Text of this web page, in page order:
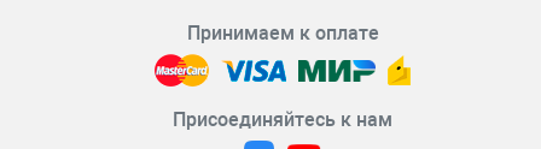
Принимаем к оплате
Присоединяйтесь к нам